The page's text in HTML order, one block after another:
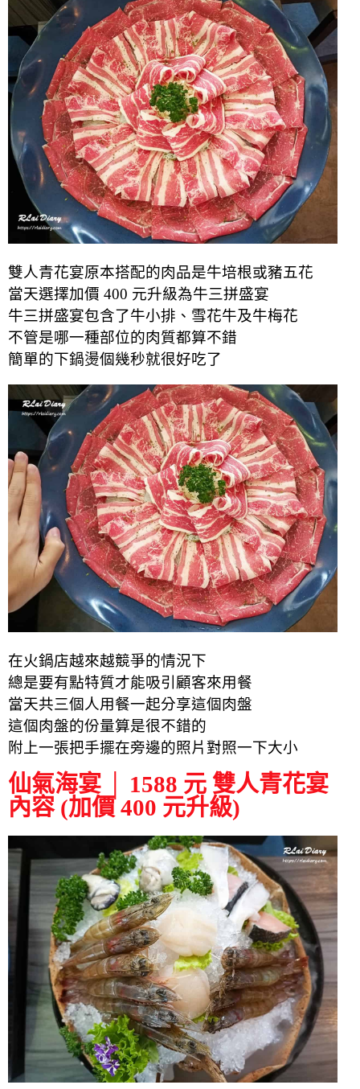
雙人青花宴原本搭配的肉品是牛培根或豬五花
當天選擇加價 400 元升級為牛三拼盛宴
牛三拼盛宴包含了牛小排、雪花牛及牛梅花
不管是哪一種部位的肉質都算不錯
簡單的下鍋燙個幾秒就很好吃了
在火鍋店越來越競爭的情況下
總是要有點特質才能吸引顧客來用餐
當天共三個人用餐一起分享這個肉盤
這個肉盤的份量算是很不錯的
附上一張把手擺在旁邊的照片對照一下大小
仙氣海宴 │ 1588 元 雙人青花宴
內容 (加價 400 元升級)